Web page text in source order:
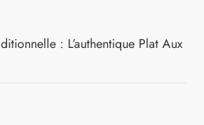
: L’authentique Plat Aux